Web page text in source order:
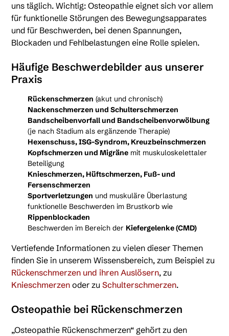
uns täglich. Wichtig: Osteopathie eignet sich vor allem
für funktionelle Störungen des Bewegungsapparates
und für Beschwerden, bei denen Spannungen,
Blockaden und Fehlbelastungen eine Rolle spielen.
Häufige Beschwerdebilder aus unserer
Praxis
Rückenschmerzen (akut und chronisch)
Nackenschmerzen und Schulterschmerzen
Bandscheibenvorfall und Bandscheibenvorwölbung
(je nach Stadium als ergänzende Therapie)
Hexenschuss, ISG-Syndrom, Kreuzbeinschmerzen
Kopfschmerzen und Migräne mit muskuloskelettaler
Beteiligung
Knieschmerzen, Hüftschmerzen, Fuß- und
Fersenschmerzen
Sportverletzungen und muskuläre Überlastung
funktionelle Beschwerden im Brustkorb wie
Rippenblockaden
Beschwerden im Bereich der Kiefergelenke (CMD)
Vertiefende Informationen zu vielen dieser Themen
finden Sie in unserem Wissensbereich, zum Beispiel zu
Rückenschmerzen und ihren Auslösern, zu
Knieschmerzen oder zuSchulterschmerzen.
Osteopathie bei Rückenschmerzen
„Osteopathie Rückenschmerzen“ gehört zu den